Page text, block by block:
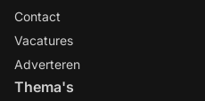
Contact
Vacatures
Adverteren
Thema's